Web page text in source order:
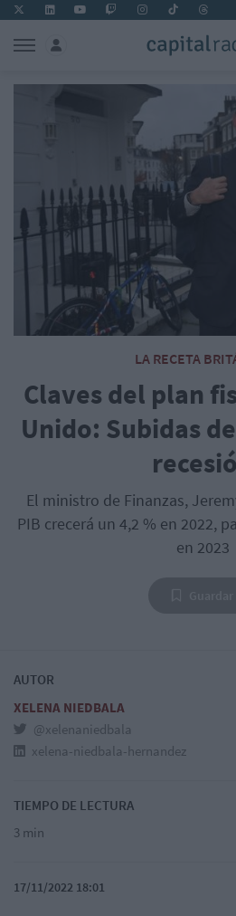
LA RECETA
Claves del plan
Unido: Subidas
El ministro de Finanzas,
PIB crecerá un 4,2 % en 2022,
en 2023
AUTOR
XELENA NIEDBALA
@xelenaniedbala
xelena-niedbala-hernandez
TIEMPO DE LECTURA
3 min
17/11/2022 18:01